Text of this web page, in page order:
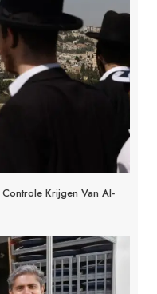
Krijgen Van Al-